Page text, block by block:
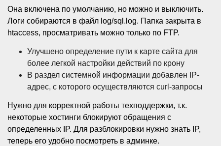
Она включена по умолчанию, но можно и выключить.
Логи собираются в файл log/sql.log. Папка закрыта в
htaccess, просматривать можно только по FTP.
Улучшено определение пути к карте сайта для
более легкой настройки действий по крону
В раздел системной информации добавлен IP-
адрес, с которого осуществляются curl-запросы
Нужно для корректной работы техподдержки, т.к.
некоторые хостинги блокируют обращения с
определенных IP. Для разблокировки нужно знать IP,
теперь его удобно посмотреть в админке.